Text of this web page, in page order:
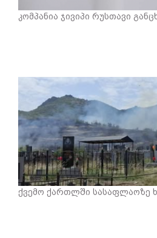
კომპანია ჯივიპი რუსთავი
ქვემო ქართლში სასაფლაოზე